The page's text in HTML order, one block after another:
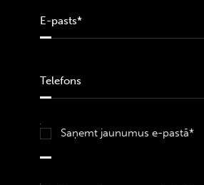
Saņemt jaunumus e-pastā*